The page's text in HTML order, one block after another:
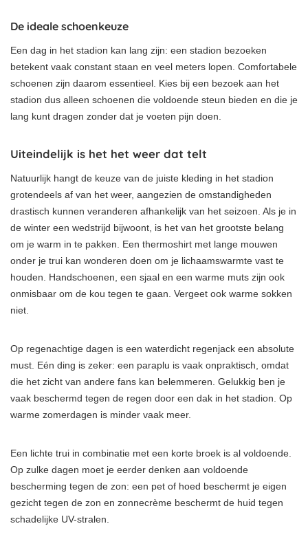
De ideale schoenkeuze
Een dag in het stadion kan lang zijn: een stadion bezoeken
betekent vaak constant staan en veel meters lopen. Comfortabele
schoenen zijn daarom essentieel. Kies bij een bezoek aan het
stadion dus alleen schoenen die voldoende steun bieden en die je
lang kunt dragen zonder dat je voeten pijn doen.
Uiteindelijk is het het weer dat telt
Natuurlijk hangt de keuze van de juiste kleding in het stadion
grotendeels af van het weer, aangezien de omstandigheden
drastisch kunnen veranderen afhankelijk van het seizoen. Als je in
de winter een wedstrijd bijwoont, is het van het grootste belang
om je warm in te pakken. Een thermoshirt met lange mouwen
onder je trui kan wonderen doen om je lichaamswarmte vast te
houden. Handschoenen, een sjaal en een warme muts zijn ook
onmisbaar om de kou tegen te gaan. Vergeet ook warme sokken
niet.
Op regenachtige dagen is een waterdicht regenjack een absolute
must. Eén ding is zeker: een paraplu is vaak onpraktisch, omdat
die het zicht van andere fans kan belemmeren. Gelukkig ben je
vaak beschermd tegen de regen door een dak in het stadion. Op
warme zomerdagen is minder vaak meer.
Een lichte trui in combinatie met een korte broek is al voldoende.
Op zulke dagen moet je eerder denken aan voldoende
bescherming tegen de zon: een pet of hoed beschermt je eigen
gezicht tegen de zon en zonnecrème beschermt de huid tegen
schadelijke UV-stralen.